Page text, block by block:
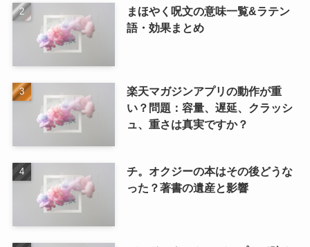
まほやく呪文の意味一覧&ラテン
語・効果まとめ
楽天マガジンアプリの動作が重
い？問題：容量、遅延、クラッシ
ュ、重さは真実ですか？
チ。オクジーの本はその後どうな
った？著書の遺産と影響